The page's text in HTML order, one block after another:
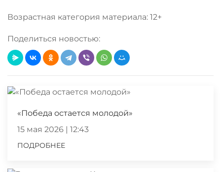
Возрастная категория материала: 12+
Поделиться новостью:
«Победа остается молодой»
15 мая 2026 | 12:43
ПОДРОБНЕЕ